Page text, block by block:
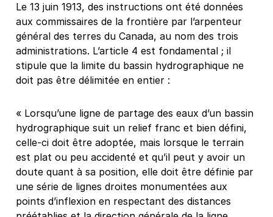
Le 13 juin 1913, des instructions ont été données
aux commissaires de la frontière par l’arpenteur
général des terres du Canada, au nom des trois
administrations. L’article 4 est fondamental ; il
stipule que la limite du bassin hydrographique ne
doit pas être délimitée en entier :
« Lorsqu’une ligne de partage des eaux d’un bassin
hydrographique suit un relief franc et bien défini,
celle-ci doit être adoptée, mais lorsque le terrain
est plat ou peu accidenté et qu’il peut y avoir un
doute quant à sa position, elle doit être définie par
une série de lignes droites monumentées aux
points d’inflexion en respectant des distances